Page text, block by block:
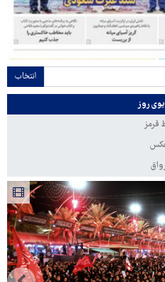
انتخاب
روز
قرمز